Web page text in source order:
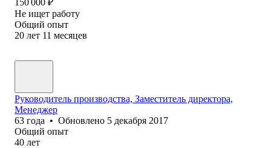
Не ищет работу
Общий опыт
20 лет 11 месяцев
Руководитель производства, Заместитель директора,
Менеджер
63 года • Обновлено 5 декабря 2017
Общий опыт
40 лет